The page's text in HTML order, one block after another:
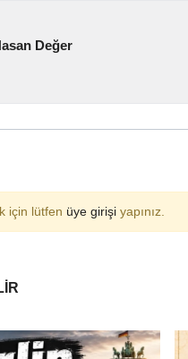
Değer
için lütfen üye girişi yapınız.